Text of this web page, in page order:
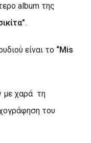
album της
.
είναι το “Mis
με χαρά τη
του